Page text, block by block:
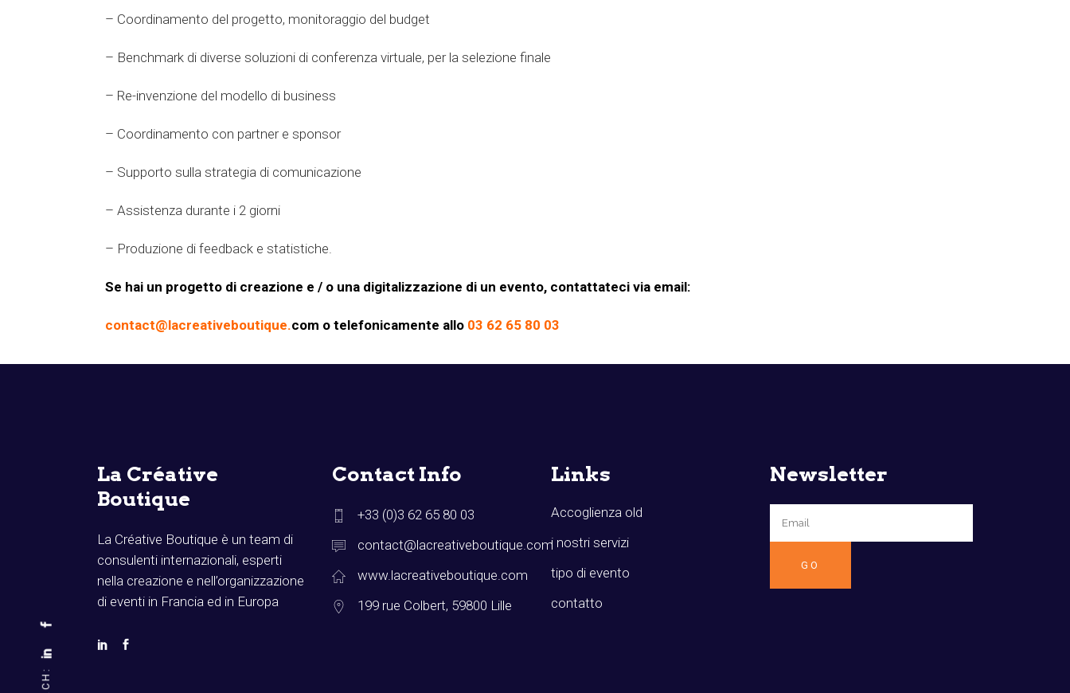
– Coordinamento del progetto, monitoraggio del budget
– Benchmark di diverse soluzioni di conferenza virtuale, per la selezione finale
– Re-invenzione del modello di business
– Coordinamento con partner e sponsor
– Supporto sulla strategia di comunicazione
– Assistenza durante i 2 giorni
– Produzione di feedback e statistiche.
Se hai un progetto di creazione e / o una digitalizzazione di un evento, contattateci via email:
contact@lacreativeboutique.com o telefonicamente allo 03 62 65 80 03
La Créative
Boutique
La Créative Boutique è un team di
consulenti internazionali, esperti
nella creazione e nell’organizzazione
di eventi in Francia ed in Europa
Contact Info
+33 (0)3 62 65 80 03
contact@lacreativeboutique.com
www.lacreativeboutique.com
199 rue Colbert, 59800 Lille
Links
Accoglienza old
i nostri servizi
tipo di evento
contatto
Newsletter